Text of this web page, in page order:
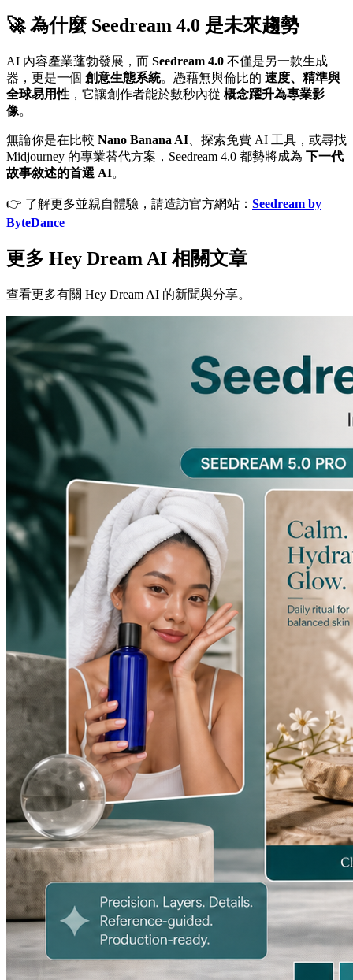
🚀 為什麼 Seedream 4.0 是未來趨勢
AI 內容產業蓬勃發展，而 Seedream 4.0 不僅是另一款生成
器，更是一個 創意生態系統。憑藉無與倫比的 速度、精準與
全球易用性 ，它讓創作者能於數秒內從 概念躍升為專業影
像。
無論你是在比較 Nano Banana AI 、探索免費 AI 工具，或尋找
Midjourney 的專業替代方案，Seedream 4.0 都勢將成為 下一代
故事敘述的首選 AI。
👉 了解更多並親自體驗，請造訪官方網站： Seedream by
ByteDance
更多 Hey Dream AI 相關文章
查看更多有關 Hey Dream AI 的新聞與分享。